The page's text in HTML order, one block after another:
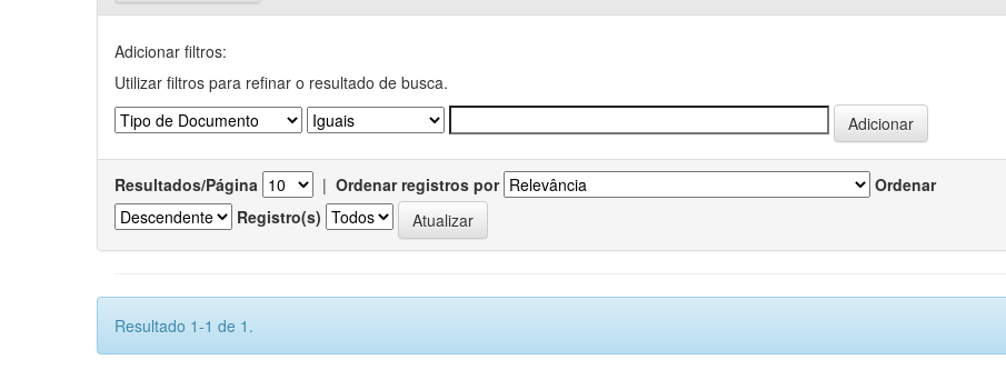
Adicionar filtros:
Utilizar filtros para refinar o resultado de busca.
Resultados/Página | Ordenar registros por
Ordenar
Registro(s)
Resultado 1-1 de 1.